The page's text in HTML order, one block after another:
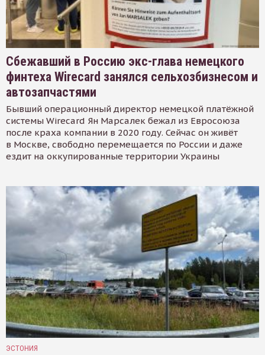
Сбежавший в Россию экс-глава немецкого
финтеха Wirecard занялся сельхозбизнесом и
автозапчастями
Бывший операционный директор немецкой платёжной
системы Wirecard Ян Марсалек бежал из Евросоюза
после краха компании в 2020 году. Сейчас он живёт
в Москве, свободно перемещается по России и даже
ездит на оккупированные территории Украины
ЭСТОНИЯ